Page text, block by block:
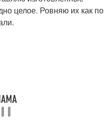
целое. Ровняю их как по